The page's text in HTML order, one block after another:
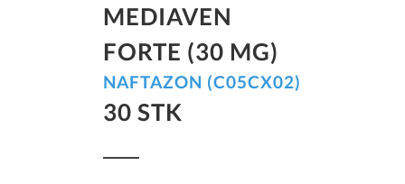
MEDIAVEN
FORTE (30 MG)
NAFTAZON (C05CX02)
30 STK